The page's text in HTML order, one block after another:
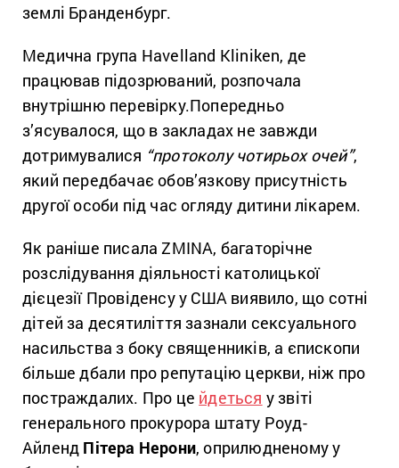
землі Бранденбург.
Медична група Havelland Kliniken, де
працював підозрюваний, розпочала
внутрішню перевірку.Попередньо
з’ясувалося, що в закладах не завжди
дотримувалися “протоколу чотирьох очей”,
який передбачає обов’язкову присутність
другої особи під час огляду дитини лікарем.
Як раніше писала ZMINA, багаторічне
розслідування діяльності католицької
дієцезії Провіденсу у США виявило, що сотні
дітей за десятиліття зазнали сексуального
насильства з боку священників, а єпископи
більше дбали про репутацію церкви, ніж про
постраждалих. Про це йдеться у звіті
генерального прокурора штату Роуд-
Айленд Пітера Нерони, оприлюдненому у